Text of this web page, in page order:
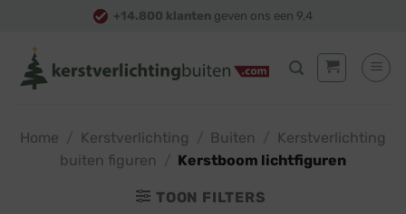
content
+14.800 klanten geven ons een 9,4
Home Kerstverlichting Buiten
Kerstverlichting
buiten figuren
Kerstboom lichtfiguren
TOON FILTERS